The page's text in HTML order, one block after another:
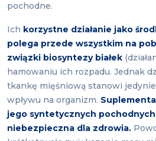
pochodne.
Ich korzystne działanie jako
polega przede wszystkim na
związki biosyntezy białek
hamowaniu ich rozpadu. Jednak
tkankę mięśniową stanowi
wpływu na organizm.
jego syntetycznych
niebezpieczna dla zdrowia.